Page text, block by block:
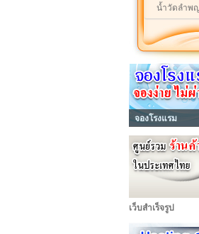
น้ำวัดลำพ
จองโรงแรม
เว็บสำเร็จรูป